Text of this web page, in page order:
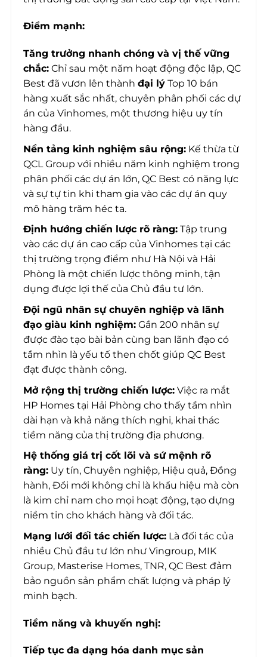
Điểm mạnh:
Tăng trưởng nhanh chóng và vị thế vững
chắc: Chỉ sau một năm hoạt động độc lập, QC
Best đã vươn lên thànhđại lý Top 10 bán
hàng xuất sắc nhất, chuyên phân phối các dự
án của Vinhomes, một thương hiệu uy tín
hàng đầu.
Nền tảng kinh nghiệm sâu rộng: Kế thừa từ
QCL Group với nhiều năm kinh nghiệm trong
phân phối các dự án lớn, QC Best có năng lực
và sự tự tin khi tham gia vào các dự án quy
mô hàng trăm héc ta.
Định hướng chiến lược rõ ràng: Tập trung
vào các dự án cao cấp của Vinhomes tại các
thị trường trọng điểm như Hà Nội và Hải
Phòng là một chiến lược thông minh, tận
dụng được lợi thế của Chủ đầu tư lớn.
Đội ngũ nhân sự chuyên nghiệp và lãnh
đạo giàu kinh nghiệm: Gần 200 nhân sự
được đào tạo bài bản cùng ban lãnh đạo có
tầm nhìn là yếu tố then chốt giúp QC Best
đạt được thành công.
Mở rộng thị trường chiến lược: Việc ra mắt
HP Homes tại Hải Phòng cho thấy tầm nhìn
dài hạn và khả năng thích nghi, khai thác
tiềm năng của thị trường địa phương.
Hệ thống giá trị cốt lõi và sứ mệnh rõ
ràng: Uy tín, Chuyên nghiệp, Hiệu quả, Đồng
hành, Đổi mới không chỉ là khẩu hiệu mà còn
là kim chỉ nam cho mọi hoạt động, tạo dựng
niềm tin cho khách hàng và đối tác.
Mạng lưới đối tác chiến lược: Là đối tác của
nhiều Chủ đầu tư lớn như Vingroup, MIK
Group, Masterise Homes, TNR, QC Best đảm
bảo nguồn sản phẩm chất lượng và pháp lý
minh bạch.
Tiềm năng và khuyến nghị:
Tiếp tục đa dạng hóa danh mục sản